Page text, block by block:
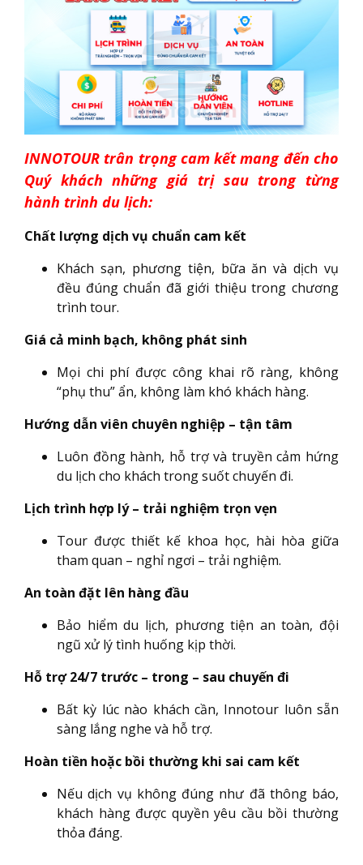
INNOTOUR trân trọng cam kết mang đến cho
Quý khách những giá trị sau trong từng
hành trình du lịch:
Chất lượng dịch vụ chuẩn cam kết
Khách sạn, phương tiện, bữa ăn và dịch vụ
đều đúng chuẩn đã giới thiệu trong chương
trình tour.
Giá cả minh bạch, không phát sinh
Mọi chi phí được công khai rõ ràng, không
“phụ thu” ẩn, không làm khó khách hàng.
Hướng dẫn viên chuyên nghiệp – tận tâm
Luôn đồng hành, hỗ trợ và truyền cảm hứng
du lịch cho khách trong suốt chuyến đi.
Lịch trình hợp lý – trải nghiệm trọn vẹn
Tour được thiết kế khoa học, hài hòa giữa
tham quan – nghỉ ngơi – trải nghiệm.
An toàn đặt lên hàng đầu
Bảo hiểm du lịch, phương tiện an toàn, đội
ngũ xử lý tình huống kịp thời.
Hỗ trợ 24/7 trước – trong – sau chuyến đi
Bất kỳ lúc nào khách cần, Innotour luôn sẵn
sàng lắng nghe và hỗ trợ.
Hoàn tiền hoặc bồi thường khi sai cam kết
Nếu dịch vụ không đúng như đã thông báo,
khách hàng được quyền yêu cầu bồi thường
thỏa đáng.